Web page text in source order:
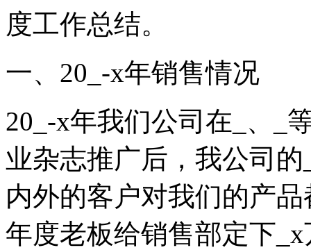
度工作总结。
一、20_-x年销售情况
20_-x年我们公司在_、_
业杂志推广后，我公司
内外的客户对我们的产
年度老板给销售部定下